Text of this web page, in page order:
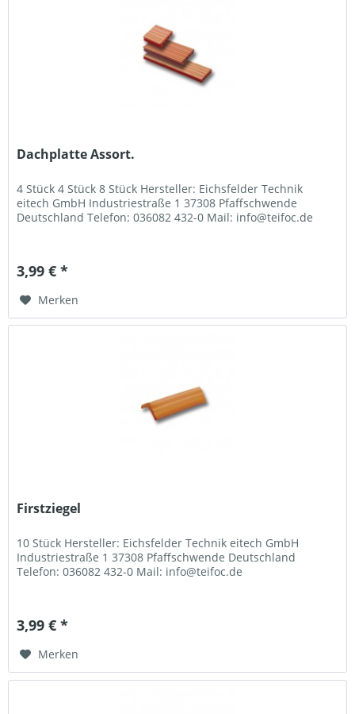
Dachplatte Assort.
4 Stück 4 Stück 8 Stück Hersteller: Eichsfelder Technik
eitech GmbH Industriestraße 1 37308 Pfaffschwende
Deutschland Telefon: 036082 432-0 Mail: info@teifoc.de
3,99 € *
Merken
Firstziegel
10 Stück Hersteller: Eichsfelder Technik eitech GmbH
Industriestraße 1 37308 Pfaffschwende Deutschland
Telefon: 036082 432-0 Mail: info@teifoc.de
3,99 € *
Merken